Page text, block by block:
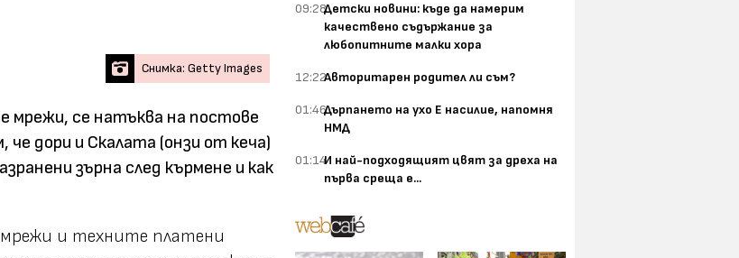
Снимка: Getty Images
мрежи, се натъква на постове
че дори и Скалата (онзи от кеча)
зърна след кърмене и как
и техните платени
09:28Детски новини: къде да намерим
качествено съдържание за
любопитните малки хора
12:22Авторитарен родител ли съм?
01:46Дърпането на ухо Е насилие, напомня
НМД
01:14И най-подходящият цвят за дреха на
първа среща е...